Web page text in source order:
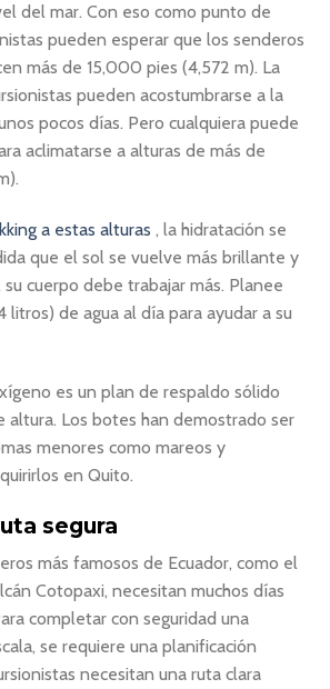
del mar. Con eso como punto de
pueden esperar que los senderos
más de 15,000 pies (4,572 m). La
pueden acostumbrarse a la
pocos días. Pero cualquiera puede
aclimatarse a alturas de más de
a estas alturas , la hidratación se
que el sol se vuelve más brillante y
cuerpo debe trabajar más. Planee
litros) de agua al día para ayudar a su
es un plan de respaldo sólido
altura. Los botes han demostrado ser
menores como mareos y
en Quito.
segura
más famosos de Ecuador, como el
Cotopaxi, necesitan muchos días
completar con seguridad una
se requiere una planificación
necesitan una ruta clara